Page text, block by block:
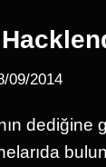
09/2014